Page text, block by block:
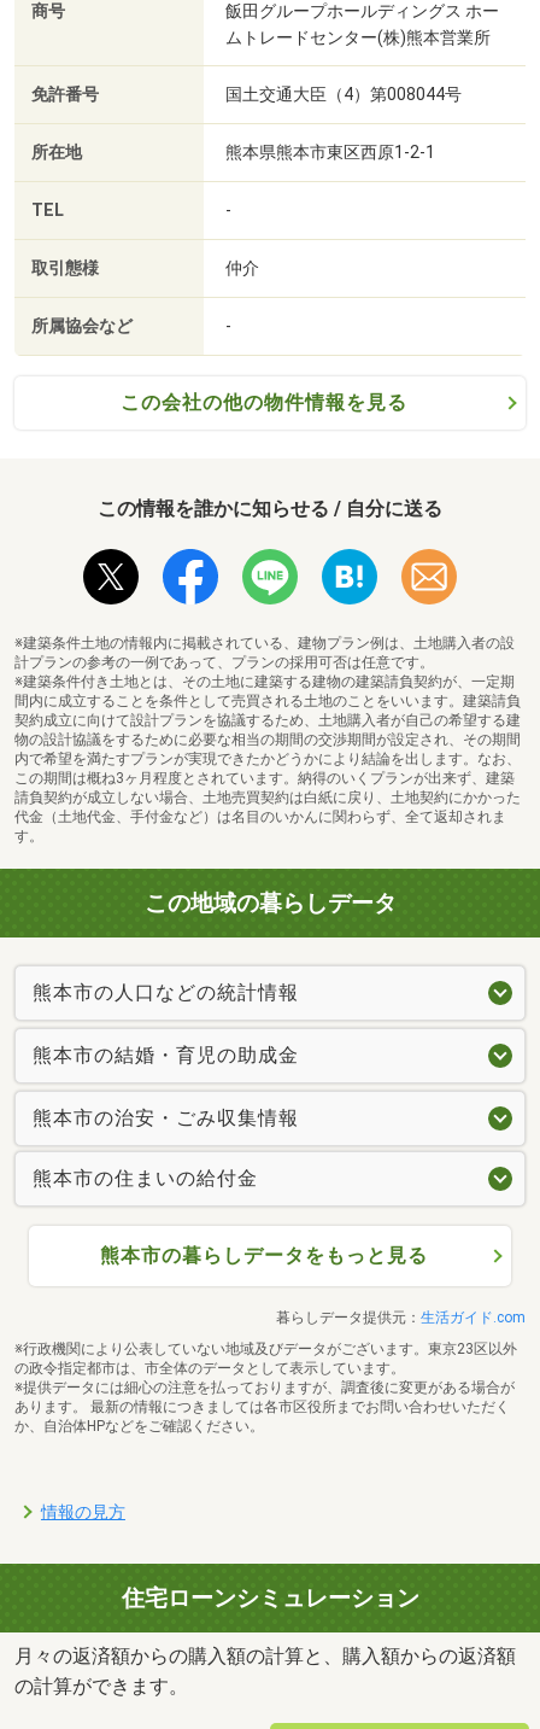
商号
飯田グループホールディングス ホー
ムトレードセンター(株)熊本営業所
免許番号 国土交通大臣（4）第008044号
所在地 熊本県熊本市東区西原1-2-1
TEL -
取引態様 仲介
所属協会など -
この会社の他の物件情報を見る
この情報を誰かに知らせる / 自分に送る
※建築条件土地の情報内に掲載されている、建物プラン例は、土地購入者の設
計プランの参考の一例であって、プランの採用可否は任意です。
※建築条件付き土地とは、その土地に建築する建物の建築請負契約が、一定期
間内に成立することを条件として売買される土地のことをいいます。建築請負
契約成立に向けて設計プランを協議するため、土地購入者が自己の希望する建
物の設計協議をするために必要な相当の期間の交渉期間が設定され、その期間
内で希望を満たすプランが実現できたかどうかにより結論を出します。なお、
この期間は概ね3ヶ月程度とされています。納得のいくプランが出来ず、建築
請負契約が成立しない場合、土地売買契約は白紙に戻り、土地契約にかかった
代金（土地代金、手付金など）は名目のいかんに関わらず、全て返却されま
す。
この地域の暮らしデータ
熊本市の人口などの統計情報
熊本市の結婚・育児の助成金
熊本市の治安・ごみ収集情報
熊本市の住まいの給付金
熊本市の暮らしデータをもっと見る
暮らしデータ提供元： 生活ガイド.com
※行政機関により公表していない地域及びデータがございます。東京23区以外
の政令指定都市は、市全体のデータとして表示しています。
※提供データには細心の注意を払っておりますが、調査後に変更がある場合が
あります。 最新の情報につきましては各市区役所までお問い合わせいただく
か、自治体HPなどをご確認ください。
情報の見方
住宅ローンシミュレーション
月々の返済額からの購入額の計算と、購入額からの返済額
の計算ができます。